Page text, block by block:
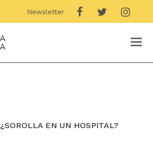
Newsletter
¿SOROLLA EN UN HOSPITAL?